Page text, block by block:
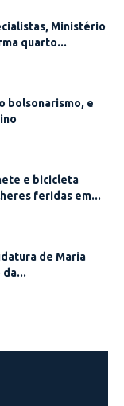
Ministério
quarto...
bolsonarismo, e
e bicicleta
feridas em...
de Maria
da...